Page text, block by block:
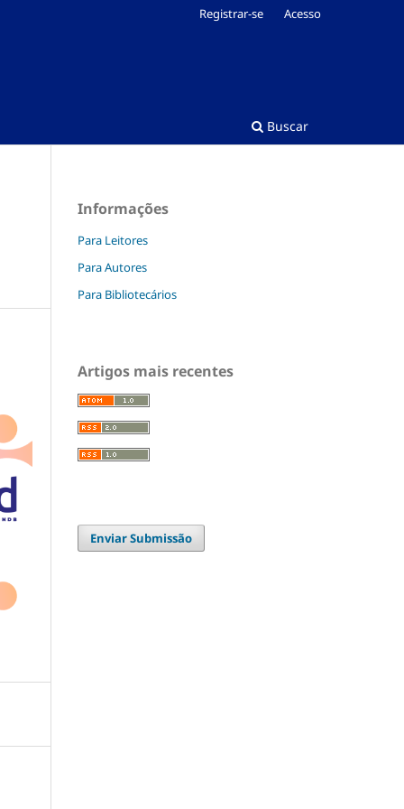
Buscar
Registrar-se Acesso
Informações
Para Leitores
Para Autores
Para Bibliotecários
Artigos mais recentes
Enviar Submissão